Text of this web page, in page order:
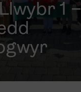
1 –